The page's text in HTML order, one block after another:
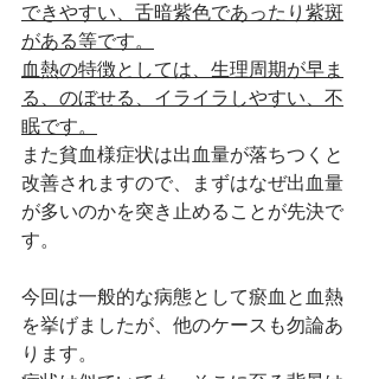
できやすい、舌暗紫色であったり紫斑
がある等です。
血熱の特徴としては、生理周期が早ま
る、のぼせる、イライラしやすい、不
眠です。
また貧血様症状は出血量が落ちつくと
改善されますので、まずはなぜ出血量
が多いのかを突き止めることが先決で
す。
今回は一般的な病態として瘀血と血熱
を挙げましたが、他のケースも勿論あ
ります。